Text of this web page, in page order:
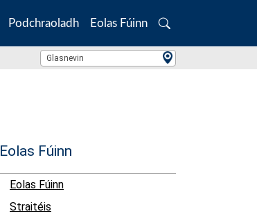
Podchraoladh Eolas Fúinn
Search
Location Search
Glasnevin
Eolas Fúinn
Eolas Fúinn
Straitéis